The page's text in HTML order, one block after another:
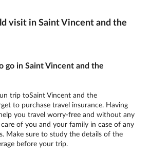
visit in Saint Vincent and the
go in Saint Vincent and the
trip toSaint Vincent and the
to purchase travel insurance. Having
you travel worry-free and without any
of you and your family in case of any
Make sure to study the details of the
before your trip.